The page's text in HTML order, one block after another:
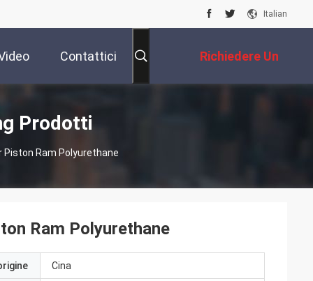
Italian
Contattici Richiedere Un
Preventivo
Prodotti
Piston Ram Polyurethane
Ram Polyurethane
Cina